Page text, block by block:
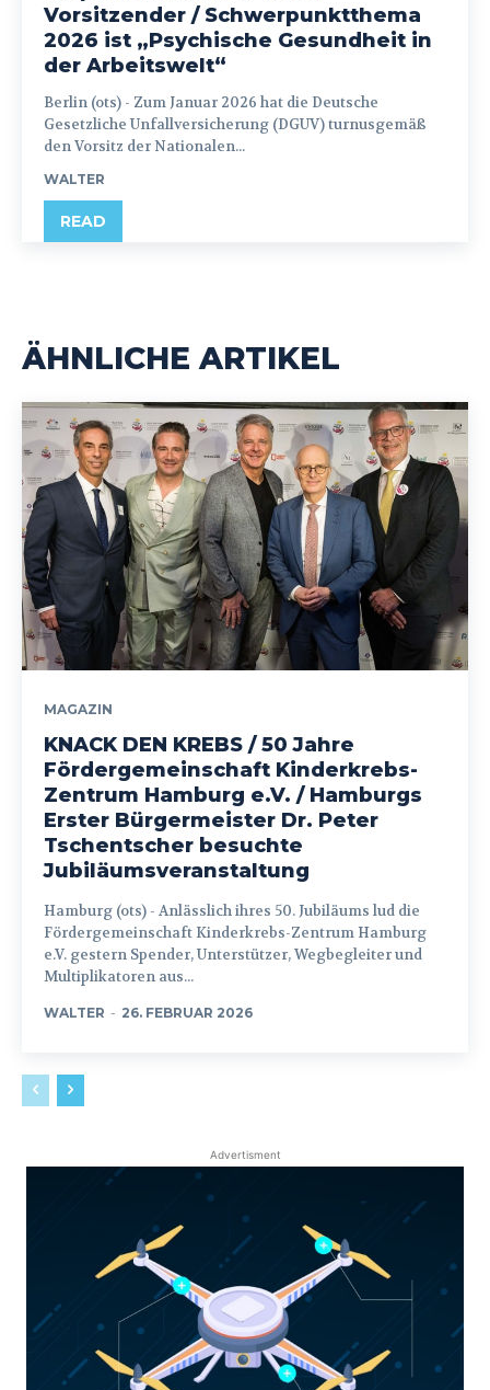
Vorsitzender / Schwerpunktthema
2026 ist „Psychische Gesundheit in
der Arbeitswelt“
Berlin (ots) - Zum Januar 2026 hat die Deutsche
Gesetzliche Unfallversicherung (DGUV) turnusgemäß
den Vorsitz der Nationalen...
WALTER
READ
ÄHNLICHE ARTIKEL
MAGAZIN
KNACK DEN KREBS / 50 Jahre
Fördergemeinschaft Kinderkrebs-
Zentrum Hamburg e.V. / Hamburgs
Erster Bürgermeister Dr. Peter
Tschentscher besuchte
Jubiläumsveranstaltung
Hamburg (ots) - Anlässlich ihres 50. Jubiläums lud die
Fördergemeinschaft Kinderkrebs-Zentrum Hamburg
e.V. gestern Spender, Unterstützer, Wegbegleiter und
Multiplikatoren aus...
WALTER - 26. FEBRUAR 2026
Advertisment